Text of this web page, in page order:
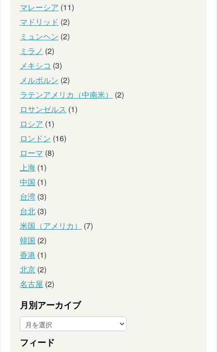
マレーシア (11)
マドリッド (2)
ミュンヘン (2)
ミラノ (2)
メキシコ (3)
メルボルン (2)
ラテンアメリカ（中南米）
(2)
ロサンゼルス (1)
ロシア (1)
ロンドン (16)
ローマ (8)
上海 (1)
中国 (1)
台湾 (3)
台北 (3)
米国（アメリカ）
(7)
韓国 (2)
香港 (1)
北京 (2)
名古屋 (2)
月別アーカイブ
フィード